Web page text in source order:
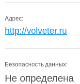
Адрес:
http://volveter.ru
Безопасность данных:
Не определена